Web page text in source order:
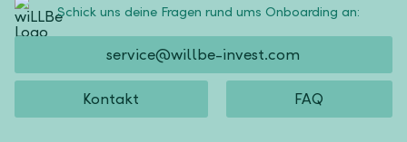
Schick uns deine Fragen rund ums Onboarding an:
service@willbe-invest.com
Kontakt FAQ